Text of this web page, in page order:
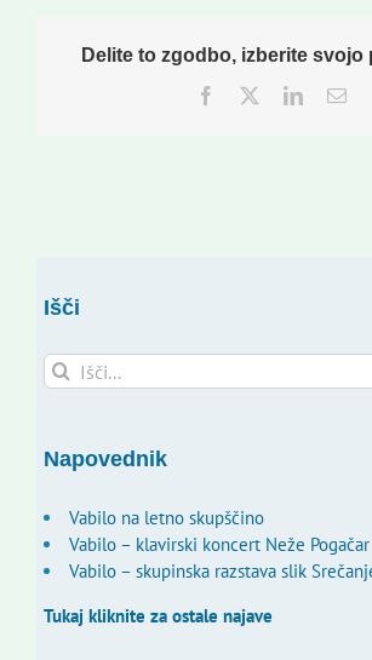
Delite to zgodbo, izberite svojo
Facebook
TwitterLinkedIn
Išči
Search
for:
Napovednik
Vabilo na letno skupščino
Vabilo – klavirski koncert Neže Pogačar
Vabilo – skupinska razstava slik
Tukaj kliknite za ostale najave